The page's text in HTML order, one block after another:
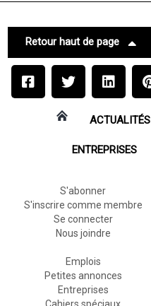
Retour haut de page
ACTUALITÉS
ENTREPRISES
S'abonner
S'inscrire comme membre
Se connecter
Nous joindre
Emplois
Petites annonces
Entreprises